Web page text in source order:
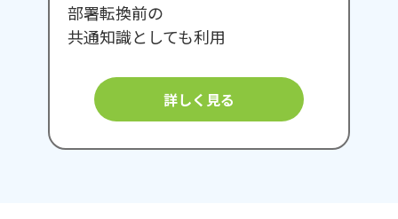
部署転換前の
共通知識としても利用
詳しく見る